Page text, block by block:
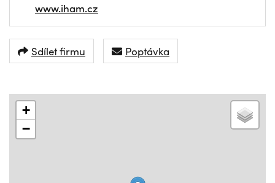
www.iham.cz
Sdílet firmu Poptávka
+
−